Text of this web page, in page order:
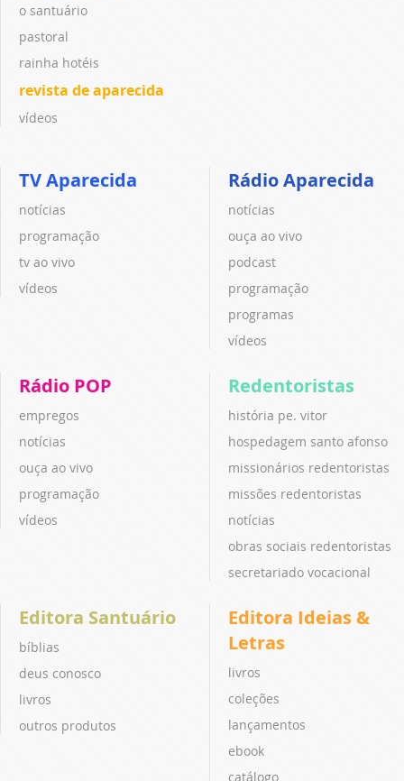
o santuário
pastoral
rainha hotéis
revista de aparecida
vídeos
TV Aparecida
notícias
programação
tv ao vivo
vídeos
Rádio Aparecida
notícias
ouça ao vivo
podcast
programação
programas
vídeos
Rádio POP
empregos
notícias
ouça ao vivo
programação
vídeos
Redentoristas
história pe. vitor
hospedagem santo afonso
missionários redentoristas
missões redentoristas
notícias
obras sociais redentoristas
secretariado vocacional
Editora Santuário
bíblias
deus conosco
livros
outros produtos
Editora Ideias &
Letras
livros
coleções
lançamentos
ebook
catálogo